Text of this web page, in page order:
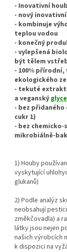
- Inovativní
- nový
- kombinuje
teplou vodou
- konečný
- vylepšená
být tělem
- 100%
ekologického
- tekuté
a veganský
- bez
cukr 1)
- bez
mikrobiálně-
1) Houby
vyskytující
glukanů)
2) Podle analýz
neobsahují
změkčovadla) a
látky jsou nejen
našich výrobcích
k dispozici na